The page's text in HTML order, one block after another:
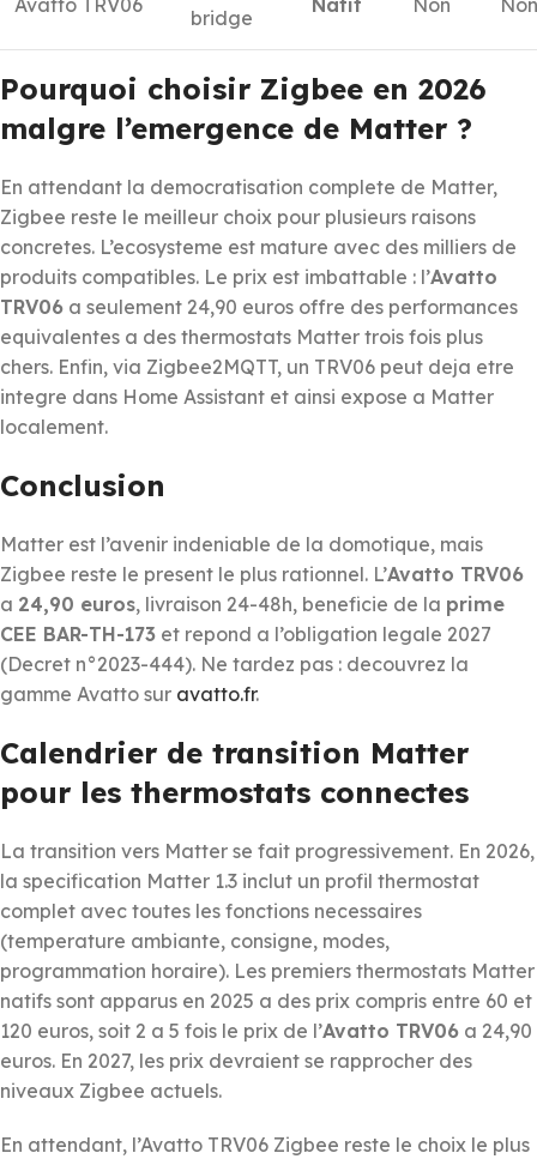
bridge
Pourquoi choisir Zigbee en 2026
malgre l’emergence de Matter ?
En attendant la democratisation complete de Matter,
Zigbee reste le meilleur choix pour plusieurs raisons
concretes. L’ecosysteme est mature avec des milliers de
produits compatibles. Le prix est imbattable : l’Avatto
TRV06 a seulement 24,90 euros offre des performances
equivalentes a des thermostats Matter trois fois plus
chers. Enfin, via Zigbee2MQTT, un TRV06 peut deja etre
integre dans Home Assistant et ainsi expose a Matter
localement.
Conclusion
Matter est l’avenir indeniable de la domotique, mais
Zigbee reste le present le plus rationnel. L’Avatto TRV06
a 24,90 euros, livraison 24-48h, beneficie de la prime
CEE BAR-TH-173 et repond a l’obligation legale 2027
(Decret n°2023-444). Ne tardez pas : decouvrez la
gamme Avatto sur avatto.fr.
Calendrier de transition Matter
pour les thermostats connectes
La transition vers Matter se fait progressivement. En 2026,
la specification Matter 1.3 inclut un profil thermostat
complet avec toutes les fonctions necessaires
(temperature ambiante, consigne, modes,
programmation horaire). Les premiers thermostats Matter
natifs sont apparus en 2025 a des prix compris entre 60 et
120 euros, soit 2 a 5 fois le prix de l’Avatto TRV06 a 24,90
euros. En 2027, les prix devraient se rapprocher des
niveaux Zigbee actuels.
En attendant, l’Avatto TRV06 Zigbee reste le choix le plus